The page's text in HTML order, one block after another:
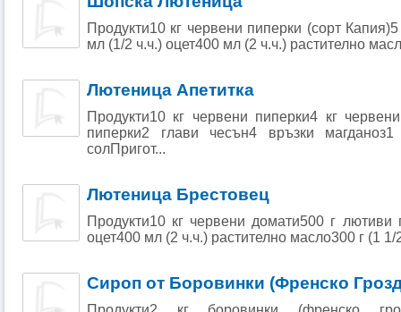
Продукти10 кг червени пиперки (сорт
мл (1/2 ч.ч.) оцет400 мл (2 ч.ч.) растително
Лютеница Апетитка
Продукти10 кг червени пиперки4 кг
пиперки2 глави чесън4 връзки
солПригот...
Лютеница Брестовец
Продукти10 кг червени домати500 г
оцет400 мл (2 ч.ч.) растително масло300 г (1 1/
Сироп от Боровинки (Френско